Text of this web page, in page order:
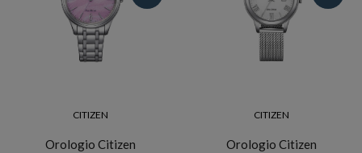
CITIZEN
Orologio Citizen
CITIZEN
Orologio Citizen